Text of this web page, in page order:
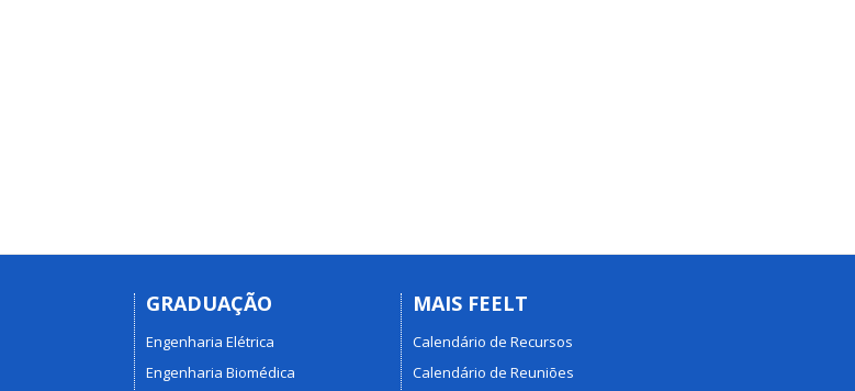
GRADUAÇÃO
Engenharia Elétrica
Engenharia Biomédica
MAIS FEELT
Calendário de Recursos
Calendário de Reuniões